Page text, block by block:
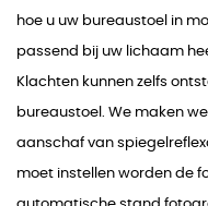
hoe u uw bureaustoel in
passend bij uw lichaam
Klachten kunnen zelfs
bureaustoel. We maken
aanschaf van
moet instellen worden de